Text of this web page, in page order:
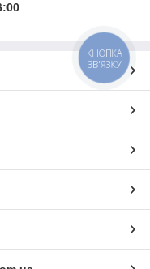
КНОПКА
ЗВ'ЯЗКУ